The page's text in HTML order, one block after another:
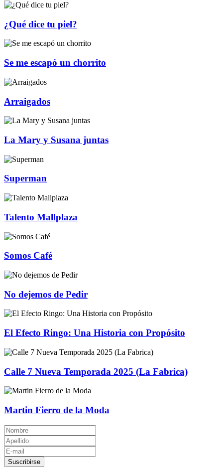
¿Qué dice tu piel?
Se me escapó un chorrito
Arraigados
La Mary y Susana juntas
Superman
Talento Mallplaza
Somos Café
No dejemos de Pedir
El Efecto Ringo: Una Historia con Propósito
Calle 7 Nueva Temporada 2025 (La Fabrica)
Martin Fierro de la Moda
Suscribirse